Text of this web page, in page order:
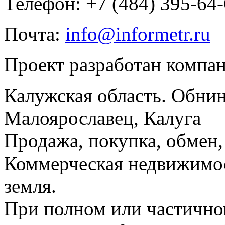
Почта: info@informetr.ru
Проект разработан
Калужская область.
Малоярославец, Калуга
Продажа, покупка, обмен,
Коммерческая
земля.
При полном или